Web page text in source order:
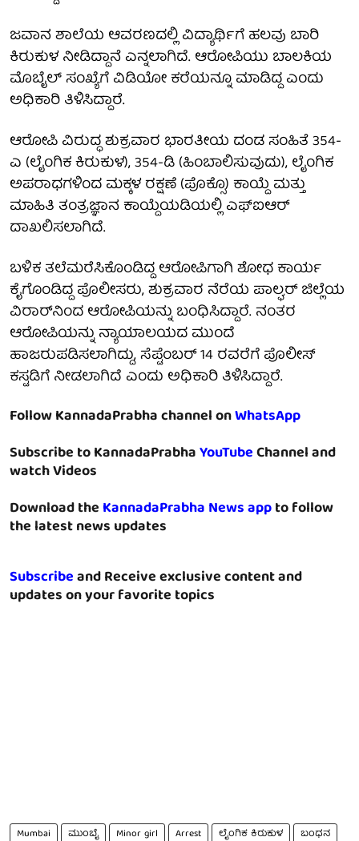
ಜವಾನ ಶಾಲೆಯ ಆವರಣದಲ್ಲಿ ವಿದ್ಯಾರ್ಥಿಗೆ ಹಲವು ಬಾರಿ
ಕಿರುಕುಳ ನೀಡಿದ್ದಾನೆ ಎನ್ನಲಾಗಿದೆ. ಆರೋಪಿಯು ಬಾಲಕಿಯ
ಮೊಬೈಲ್ ಸಂಖ್ಯೆಗೆ ವಿಡಿಯೋ ಕರೆಯನ್ನೂ ಮಾಡಿದ್ದ ಎಂದು
ಅಧಿಕಾರಿ ತಿಳಿಸಿದ್ದಾರೆ.
ಆರೋಪಿ ವಿರುದ್ಧ ಶುಕ್ರವಾರ ಭಾರತೀಯ ದಂಡ ಸಂಹಿತೆ 354-
ಎ (ಲೈಂಗಿಕ ಕಿರುಕುಳ), 354-ಡಿ (ಹಿಂಬಾಲಿಸುವುದು), ಲೈಂಗಿಕ
ಅಪರಾಧಗಳಿಂದ ಮಕ್ಕಳ ರಕ್ಷಣೆ (ಪೊಕ್ಸೊ) ಕಾಯ್ದೆ ಮತ್ತು
ಮಾಹಿತಿ ತಂತ್ರಜ್ಞಾನ ಕಾಯ್ದೆಯಡಿಯಲ್ಲಿ ಎಫ್‌ಐಆರ್
ದಾಖಲಿಸಲಾಗಿದೆ.
ಬಳಿಕ ತಲೆಮರೆಸಿಕೊಂಡಿದ್ದ ಆರೋಪಿಗಾಗಿ ಶೋಧ ಕಾರ್ಯ
ಕೈಗೊಂಡಿದ್ದ ಪೊಲೀಸರು, ಶುಕ್ರವಾರ ನೆರೆಯ ಪಾಲ್ಘರ್ ಜಿಲ್ಲೆಯ
ವಿರಾರ್‌ನಿಂದ ಆರೋಪಿಯನ್ನು ಬಂಧಿಸಿದ್ದಾರೆ. ನಂತರ
ಆರೋಪಿಯನ್ನು ನ್ಯಾಯಾಲಯದ ಮುಂದೆ
ಹಾಜರುಪಡಿಸಲಾಗಿದ್ದು, ಸೆಪ್ಟೆಂಬರ್ 14 ರವರೆಗೆ ಪೊಲೀಸ್
ಕಸ್ಟಡಿಗೆ ನೀಡಲಾಗಿದೆ ಎಂದು ಅಧಿಕಾರಿ ತಿಳಿಸಿದ್ದಾರೆ.
Follow KannadaPrabha channel onWhatsApp
Subscribe to KannadaPrabhaYouTubeChannel and
watch Videos
Download theKannadaPrabha News appto follow
the latest news updates
Subscribeand Receive exclusive content and
updates on your favorite topics
Mumbai ಮುಂಬೈ Minor girl Arrest ಲೈಂಗಿಕ ಕಿರುಕುಳ ಬಂಧನ